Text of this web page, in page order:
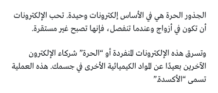
الجذور الحرة هي في الأساس إلكترونات وحيدة. تحب الإلكترونات
‏أن تكون في أزواج وعندما تنفصل، فإنها تصبح غير مستقرة‎.‎
وتسرق هذه الإلكترونات المنفردة أو “الحرة” شركاء الإلكترون
‏الآخرين بعيدًا عن المواد الكيميائية الأخرى في جسمك. هذه ‏العملية
تسمى “الأكسدة‎”.‎